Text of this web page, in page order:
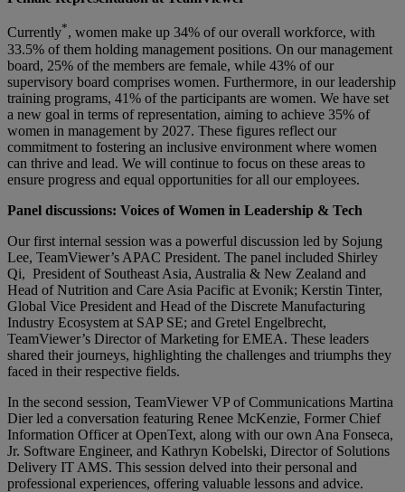
Currently*, women make up 34% of our overall workforce, with
33.5% of them holding management positions. On our management
board, 25% of the members are female, while 43% of our
supervisory board comprises women. Furthermore, in our leadership
training programs, 41% of the participants are women. We have set
a new goal in terms of representation, aiming to achieve 35% of
women in management by 2027. These figures reflect our
commitment to fostering an inclusive environment where women
can thrive and lead. We will continue to focus on these areas to
ensure progress and equal opportunities for all our employees.
Panel discussions: Voices of Women in Leadership & Tech
Our first internal session was a powerful discussion led by Sojung
Lee, TeamViewer’s APAC President. The panel included Shirley
Qi, President of Southeast Asia, Australia & New Zealand and
Head of Nutrition and Care Asia Pacific at Evonik; Kerstin Tinter,
Global Vice President and Head of the Discrete Manufacturing
Industry Ecosystem at SAP SE; and Gretel Engelbrecht,
TeamViewer’s Director of Marketing for EMEA. These leaders
shared their journeys, highlighting the challenges and triumphs they
faced in their respective fields.
In the second session, TeamViewer VP of Communications Martina
Dier led a conversation featuring Renee McKenzie, Former Chief
Information Officer at OpenText, along with our own Ana Fonseca,
Jr. Software Engineer, and Kathryn Kobelski, Director of Solutions
Delivery IT AMS. This session delved into their personal and
professional experiences, offering valuable lessons and advice.